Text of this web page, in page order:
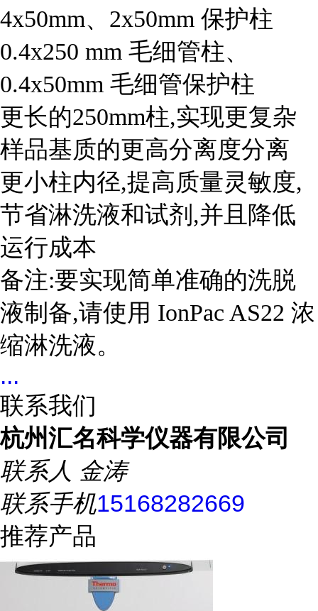
4x50mm、2x50mm 保护柱
0.4x250 mm 毛细管柱、
0.4x50mm 毛细管保护柱
更长的250mm柱,实现更复杂
样品基质的更高分离度分离
更小柱内径,提高质量灵敏度,
节省淋洗液和试剂,并且降低
运行成本
备注:要实现简单准确的洗脱
液制备,请使用 IonPac AS22 浓
缩淋洗液。
...
联系我们
杭州汇名科学仪器有限公司
联系人 金涛
联系手机15168282669
推荐产品